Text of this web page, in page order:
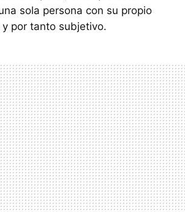
sola persona con su propio
por tanto subjetivo.